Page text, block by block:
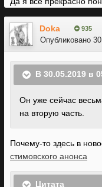
Doka 935
Опубликовано
В 30.05.2019 в
Он уже сейчас
на вторую часть.
Почему-то здесь в
стимовского анонса
Цитата